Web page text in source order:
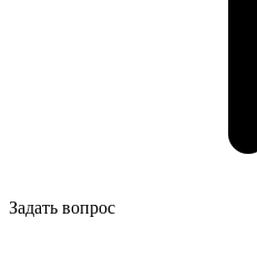
Задать вопрос